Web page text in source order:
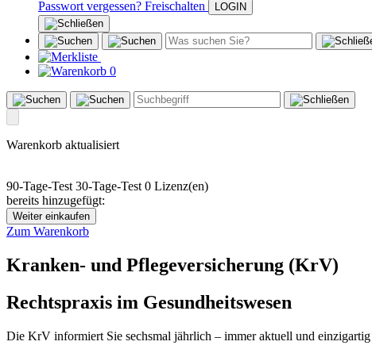
Passwort vergessen? Freischalten
0
Warenkorb aktualisiert
90-Tage-Test 30-Tage-Test 0 Lizenz(en)
bereits hinzugefügt:
Weiter einkaufen
Zum Warenkorb
Kranken- und Pflegeversicherung (KrV)
Rechtspraxis im Gesundheitswesen
Die KrV informiert Sie sechsmal jährlich – immer aktuell und